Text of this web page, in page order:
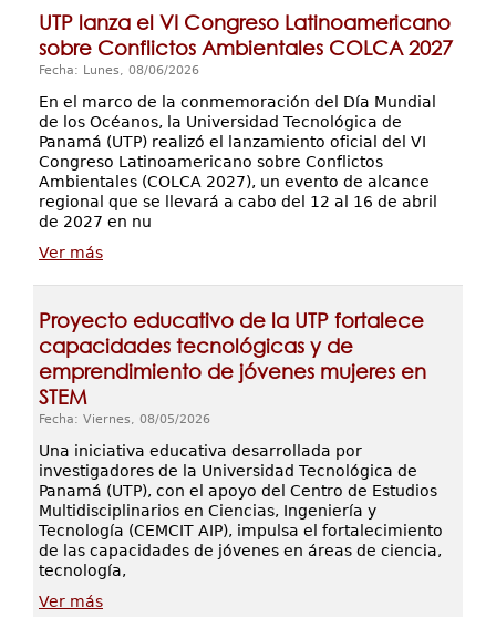
Contáctenos
UTP lanza el VI Congreso Latinoamericano
sobre Conflictos Ambientales COLCA 2027
Fecha: Lunes, 08/06/2026
En el marco de la conmemoración del Día Mundial
de los Océanos, la Universidad Tecnológica de
Panamá (UTP) realizó el lanzamiento oficial del VI
Congreso Latinoamericano sobre Conflictos
Ambientales (COLCA 2027), un evento de alcance
regional que se llevará a cabo del 12 al 16 de abril
de 2027 en nu
Ver más
Proyecto educativo de la UTP fortalece
capacidades tecnológicas y de
emprendimiento de jóvenes mujeres en
STEM
Fecha: Viernes, 08/05/2026
Una iniciativa educativa desarrollada por
investigadores de la Universidad Tecnológica de
Panamá (UTP), con el apoyo del Centro de Estudios
Multidisciplinarios en Ciencias, Ingeniería y
Tecnología (CEMCIT AIP), impulsa el fortalecimiento
de las capacidades de jóvenes en áreas de ciencia,
tecnología,
Ver más